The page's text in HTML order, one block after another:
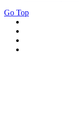
Go Top